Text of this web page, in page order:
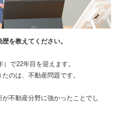
を教えてください。
で22年目を迎えます。
のは、不動産問題です。
不動産分野に強かったことでし